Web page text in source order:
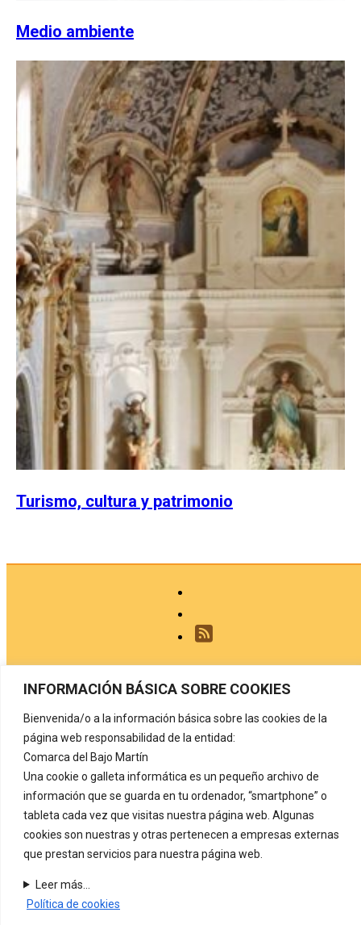
INFORMACIÓN BÁSICA SOBRE COOKIES
Bienvenida/o a la información básica sobre las cookies de la
página web responsabilidad de la entidad:
Comarca del Bajo Martín
Una cookie o galleta informática es un pequeño archivo de
información que se guarda en tu ordenador, “smartphone” o
tableta cada vez que visitas nuestra página web. Algunas
cookies son nuestras y otras pertenecen a empresas externas
que prestan servicios para nuestra página web.
Leer más...
Política de cookies
Medio ambiente
Turismo, cultura y patrimonio
Aviso legal
Política de privacidad
Protección de datos
Política de cookies
Registro de actividades de tratamiento
Contacto
COMARCA DEL BAJO MARTÍNCarretera de Alcañiz, nº 72